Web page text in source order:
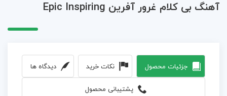
آهنگ بی کلام غرور آفرین Epic Inspiring
جزئیات محصول نکات خرید دیدگاه ها
پشتیبانی محصول